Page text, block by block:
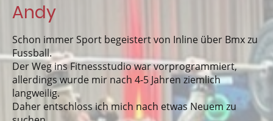
Andy
Schon immer Sport begeistert von Inline über Bmx zu
Fussball.
Der Weg ins Fitnessstudio war vorprogrammiert,
allerdings wurde mir nach 4-5 Jahren ziemlich
langweilig.
Daher entschloss ich mich nach etwas Neuem zu